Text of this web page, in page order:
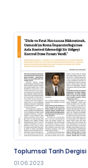
Toplumsal Tarih
01.06.2023